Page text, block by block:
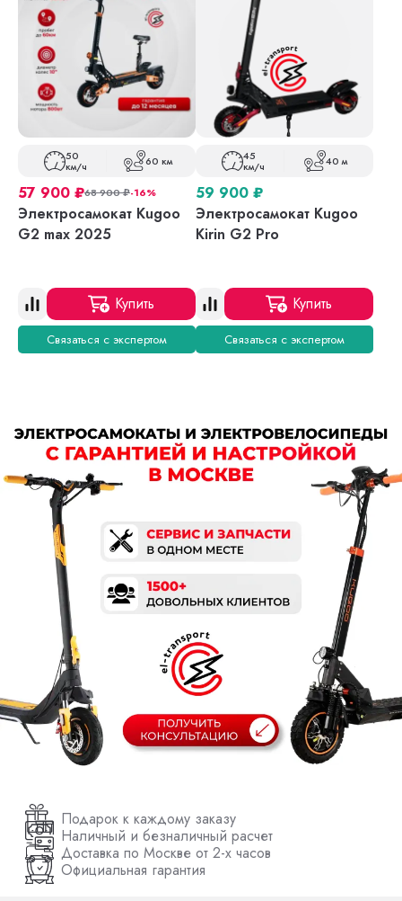
50
км/ч 60 км
57 900 ₽68 900₽-16%
Электросамокат Kugoo
G2 max 2025
Купить
Связаться с экспертом
45
км/ч 40 м
59 900 ₽
Электросамокат Kugoo
Kirin G2 Pro
Купить
Связаться с экспертом
Подарок к каждому заказу
Наличный и безналичный расчет
Доставка по Москве от 2-х часов
Официальная гарантия